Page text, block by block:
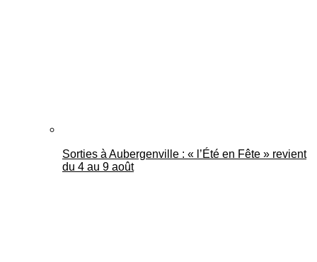
Sorties à Aubergenville : « l’Été en Fête » revient
du 4 au 9 août